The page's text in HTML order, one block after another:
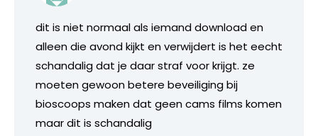
dit is niet normaal als iemand download en
alleen die avond kijkt en verwijdert is het eecht
schandalig dat je daar straf voor krijgt. ze
moeten gewoon betere beveiliging bij
bioscoops maken dat geen cams films komen
maar dit is schandalig